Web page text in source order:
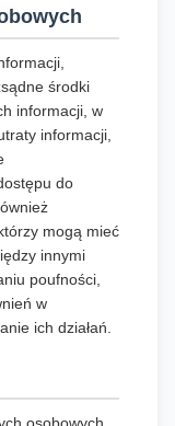
środki
informacji, w
informacji,
do
mogą mieć
innymi
poufności,
w
ich działań.